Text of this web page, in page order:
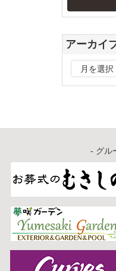
アーカイ
ー
- グル